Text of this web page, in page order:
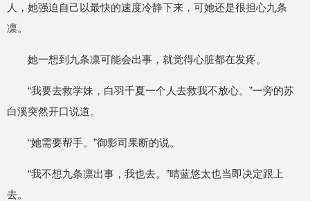
人，她强迫自己以最快的速度冷静下来，可她还是很担心九条
凛。
她一想到九条凛可能会出事，就觉得心脏都在发疼。
“我要去救学妹，白羽千夏一个人去救我不放心。”一旁的苏
白溪突然开口说道。
“她需要帮手。”御影司果断的说。
“我不想九条凛出事，我也去。”晴蓝悠太也当即决定跟上
去。